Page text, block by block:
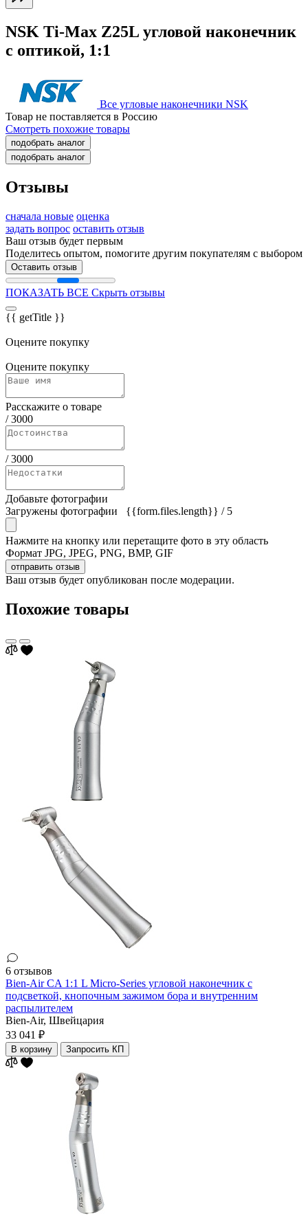
NSK Ti-Max Z25L угловой наконечник
с оптикой, 1:1
Все угловые наконечники NSK
Товар не поставляется в Россию
Смотреть похожие товары
подобрать аналог
подобрать аналог
Отзывы
сначала новые оценка
задать вопрос оставить отзыв
Ваш отзыв будет первым
Поделитесь опытом, помогите другим покупателям с выбором
Оставить отзыв
ПОКАЗАТЬ ВСЕ Скрыть отзывы
{{ getTitle }}
Оцените покупку
Оцените покупку
Расскажите о товаре
/3000
/3000
Добавьте фотографии
Загружены фотографии
{{form.files.length}} / 5
Нажмите на кнопку или перетащите фото в эту область
Формат JPG, JPEG, PNG, BMP, GIF
отправить отзыв
Ваш отзыв будет опубликован после модерации.
Похожие товары
6 отзывов
Bien-Air CA 1:1 L Micro-Series угловой наконечник с
подсветкой, кнопочным зажимом бора и внутренним
распылителем
Bien-Air, Швейцария
33 041 ₽
В корзину Запросить КП